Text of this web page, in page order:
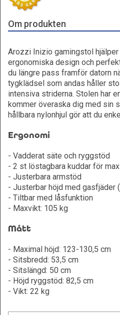
Om produkten
Arozzi Inizio gamingstol
ergonomiska design och
du längre pass framför datorn
tygklädsel som andas håller
intensiva striderna. Stolen har
kommer överaska dig med sin
hållbara nylonhjul gör att du
Ergonomi
- Vadderat säte och ryggstöd
- 2 st löstagbara kuddar för
- Justerbara armstöd
- Justerbar höjd med gasfjäder
- Tiltbar med låsfunktion
- Maxvikt: 105 kg
Mått
- Maximal höjd: 123-130,5 cm
- Sitsbredd: 53,5 cm
- Sitslängd: 50 cm
- Höjd ryggstöd: 82,5 cm
- Vikt: 22 kg